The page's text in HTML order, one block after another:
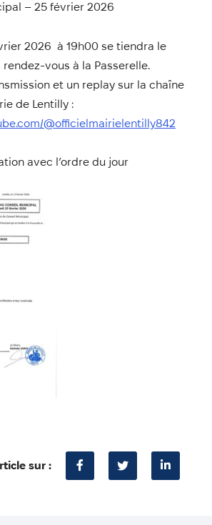
– 25 février 2026
2026 à 19h00 se tiendra le
vous à la Passerelle.
et un replay sur la chaîne
de Lentilly :
@officielmairielentilly842
avec l’ordre du jour
sur :